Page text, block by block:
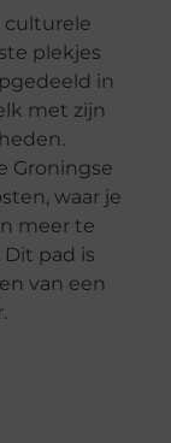
culturele
plekjes
in
met zijn
Groningse
waar je
meer te
pad is
van een